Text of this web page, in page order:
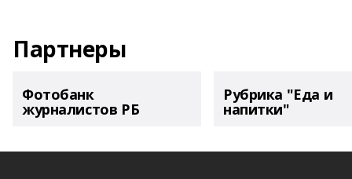
Партнеры
Фотобанк
журналистов РБ
Рубрика "Еда и
напитки"